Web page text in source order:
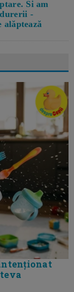
Si am
durerii -
alăptează